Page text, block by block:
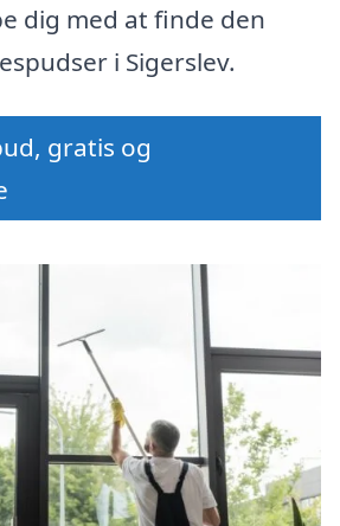
dig med at finde den
i Sigerslev.
gratis og